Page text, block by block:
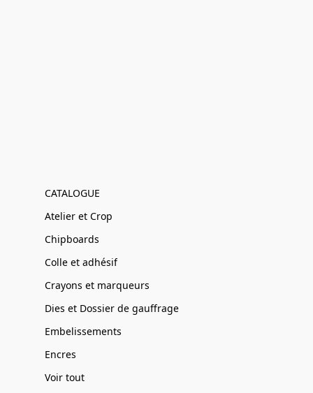
CATALOGUE
Atelier et Crop
Chipboards
Colle et adhésif
Crayons et marqueurs
Dies et Dossier de gauffrage
Embelissements
Encres
Voir tout